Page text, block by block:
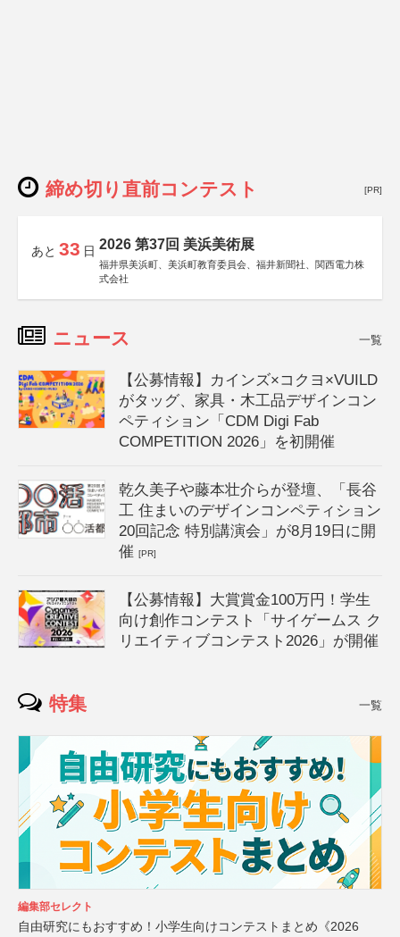
締め切り直前コンテスト [PR]
あと 33 日 2026 第37回 美浜美術展
福井県美浜町、美浜町教育委員会、福井新聞社、関西電力株
式会社
ニュース 一覧
【公募情報】カインズ×コクヨ×VUILD
がタッグ、家具・木工品デザインコン
ペティション「CDM Digi Fab
COMPETITION 2026」を初開催
乾久美子や藤本壮介らが登壇、「長谷
工 住まいのデザインコンペティション
20回記念 特別講演会」が8月19日に開
催[PR]
【公募情報】大賞賞金100万円！学生
向け創作コンテスト「サイゲームス ク
リエイティブコンテスト2026」が開催
特集 一覧
編集部セレクト
自由研究にもおすすめ！小学生向けコンテストまとめ《2026